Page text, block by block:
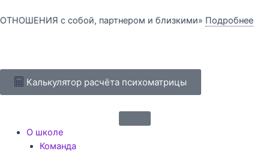
к
с собой, партнером и близкими»Подробнее
Калькулятор расчёта психоматрицы
О школе
Команда
Menu